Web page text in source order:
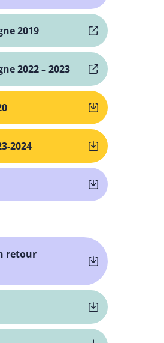
2019
2022 – 2023
2024
retour